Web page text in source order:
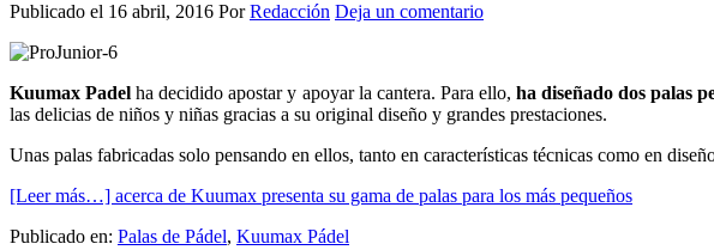
Publicado el 16 abril, 2016 PorRedacción Deja un comentario
Kuumax Padel ha decidido apostar y apoyar la cantera. Para ello, ha diseñado dos palas
las delicias de niños y niñas gracias a su original diseño y grandes prestaciones.
Unas palas fabricadas solo pensando en ellos, tanto en características técnicas como en
[Leer más…] acerca de Kuumax presenta su gama de palas para los más pequeños
Publicado en: Palas de Pádel, Kuumax Pádel